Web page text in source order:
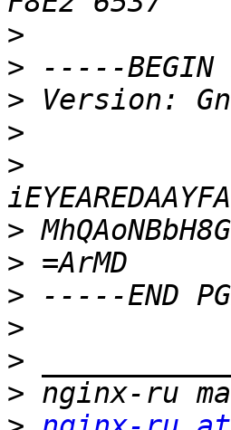
>
>
>
>
>
>
>
>
>
>
>